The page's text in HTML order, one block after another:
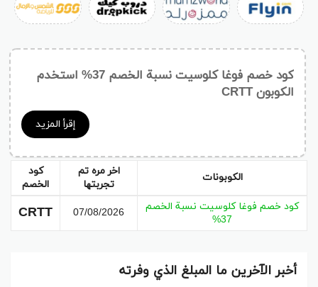
إقرأ المزيد
كود خصم فوغا كلوسيت نسبة الخصم 37% استخدم
الكوبون CRTT
الكوبونات
اخر مره تم
تجربتها
كود
الخصم
كود خصم فوغا كلوسيت نسبة الخصم
37%
07/08/2026
CRTT
أخبر الآخرين ما المبلغ الذي وفرته